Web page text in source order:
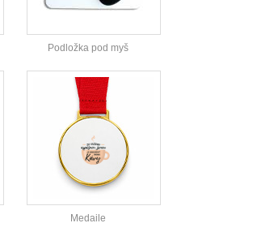
Podložka pod myš
Medaile